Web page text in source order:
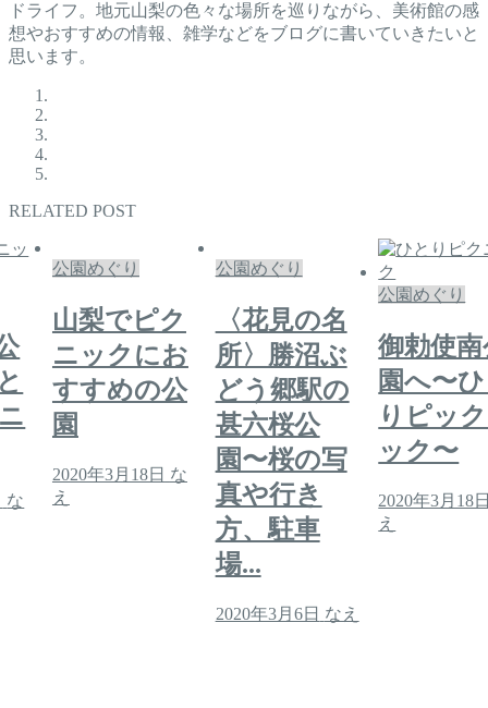
ドライフ。地元山梨の色々な場所を巡りながら、美術館の感
想やおすすめの情報、雑学などをブログに書いていきたいと
思います。
RELATED POST
な
公園めぐり
山梨でピク
ニックにお
すすめの公
園
2020年3月18日 な
え
公園めぐり
〈花見の名
所〉勝沼ぶ
どう郷駅の
甚六桜公
園〜桜の写
真や行き
方、駐車
場...
2020年3月6日 なえ
公園めぐり
御勅使
園へ〜
りピッ
ック〜
2020年3月18
え